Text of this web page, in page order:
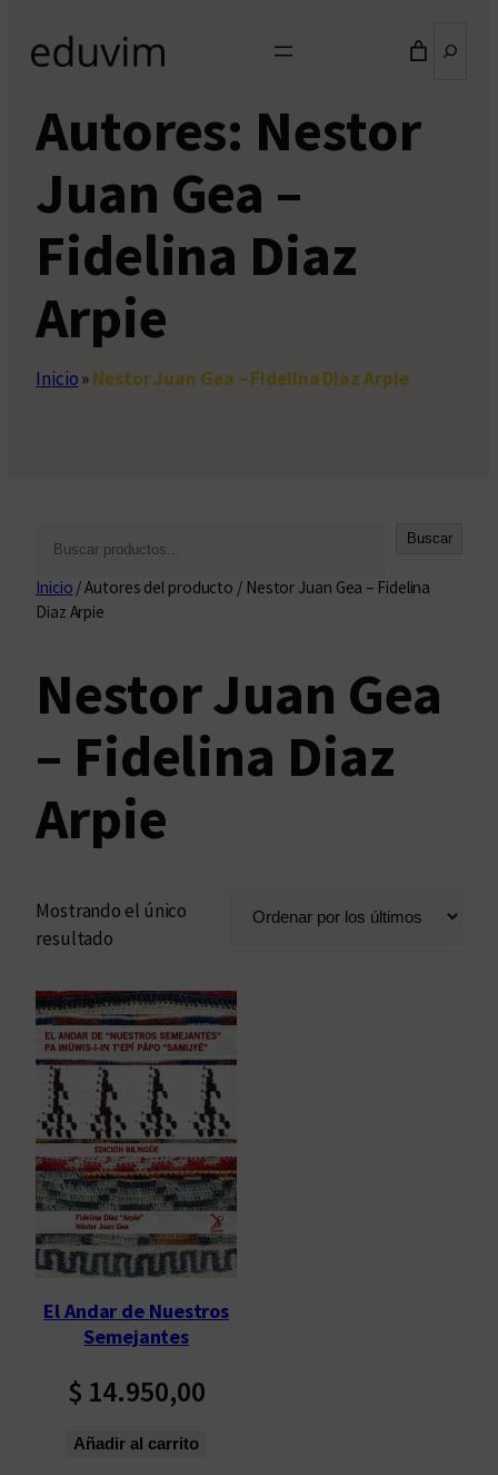
Autores: Nestor
Juan Gea –
Fidelina Diaz
Arpie
Inicio»Nestor Juan Gea – Fidelina Diaz Arpie
s
c
r
Buscar
Inicio / Autores del producto / Nestor Juan Gea – Fidelina
Diaz Arpie
Nestor Juan Gea
– Fidelina Diaz
Arpie
Mostrando el único
resultado
El Andar de Nuestros
Semejantes
$ 14.950,00
Añadir al carrito